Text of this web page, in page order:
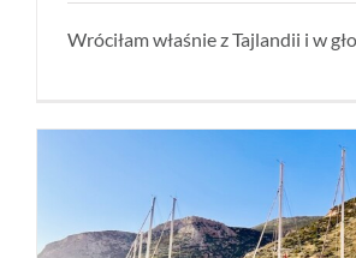
Wróciłam właśnie z Tajlandii i w